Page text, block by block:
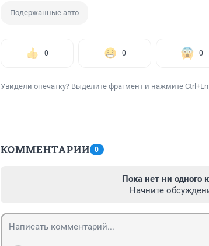
Подержанные авто
0 0 0
Увидели опечатку? Выделите фрагмент и нажмите
КОММЕНТАРИИ 0
Пока нет ни одного
Начните